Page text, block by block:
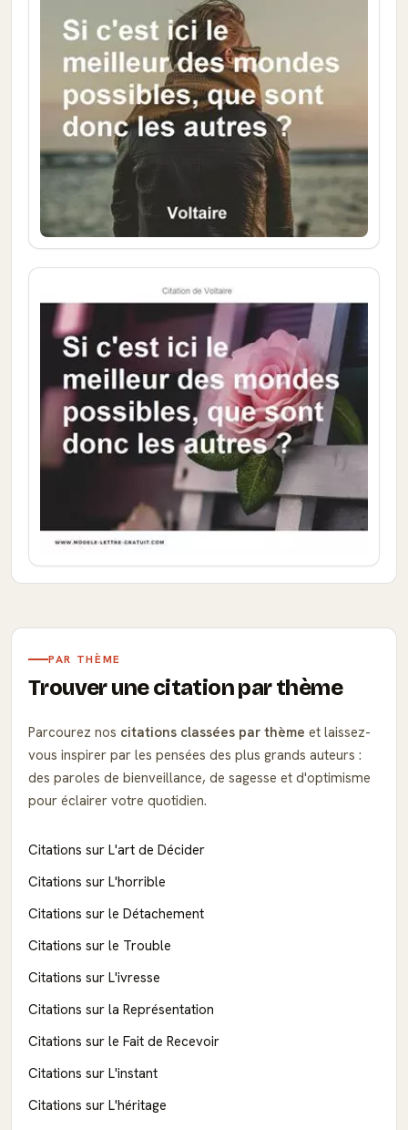
PAR THÈME
Trouver une citation par thème
Parcourez nos citations classées par thème et laissez-
vous inspirer par les pensées des plus grands auteurs :
des paroles de bienveillance, de sagesse et d'optimisme
pour éclairer votre quotidien.
Citations sur L'art de Décider
Citations sur L'horrible
Citations sur le Détachement
Citations sur le Trouble
Citations sur L'ivresse
Citations sur la Représentation
Citations sur le Fait de Recevoir
Citations sur L'instant
Citations sur L'héritage